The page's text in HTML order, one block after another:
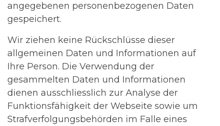
angegebenen personenbezogenen Daten
gespeichert.
Wir ziehen keine Rückschlüsse dieser
allgemeinen Daten und Informationen auf
Ihre Person. Die Verwendung der
gesammelten Daten und Informationen
dienen ausschliesslich zur Analyse der
Funktionsfähigkeit der Webseite sowie um
Strafverfolgungsbehörden im Falle eines